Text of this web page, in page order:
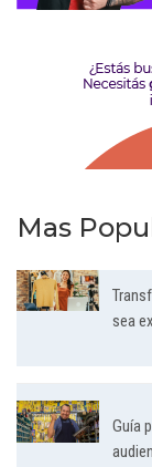
Mas
sea
Guía